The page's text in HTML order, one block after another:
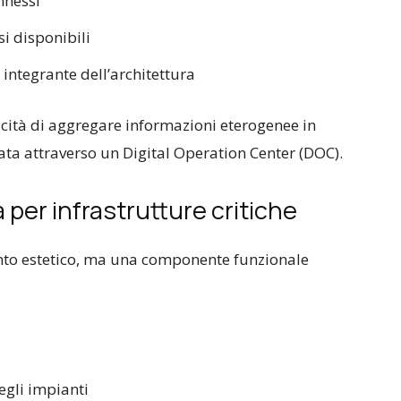
disponibili
dell’architettura
di aggregare informazioni eterogenee in
attraverso un Digital Operation Center (DOC).
per infrastrutture critiche
estetico, ma una componente funzionale
impianti